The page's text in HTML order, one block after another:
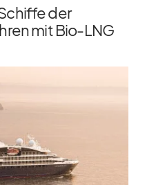
der
mit Bio-LNG